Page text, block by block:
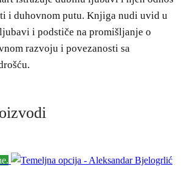
i duhovnom putu. Knjiga nudi uvid u
i podstiče na promišljanje o
razvoju i povezanosti sa